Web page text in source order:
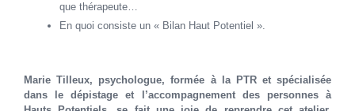
que thérapeute…
En quoi consiste un « Bilan Haut Potentiel ».
Marie Tilleux, psychologue, formée à la PTR et spécialisée
dans le dépistage et l’accompagnement des personnes à